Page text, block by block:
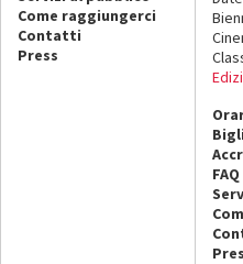
Come raggiungerci
Contatti
Press
FAQ